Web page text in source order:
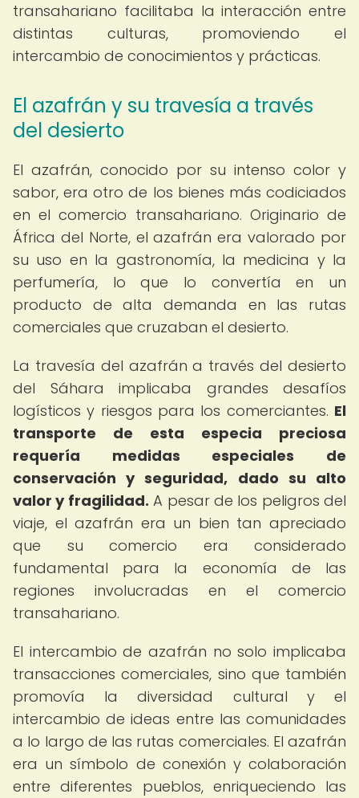
transahariano facilitaba la interacción entre
distintas culturas, promoviendo el
intercambio de conocimientos y prácticas.
El azafrán y su travesía a través
del desierto
El azafrán, conocido por su intenso color y
sabor, era otro de los bienes más codiciados
en el comercio transahariano. Originario de
África del Norte, el azafrán era valorado por
su uso en la gastronomía, la medicina y la
perfumería, lo que lo convertía en un
producto de alta demanda en las rutas
comerciales que cruzaban el desierto.
La travesía del azafrán a través del desierto
del Sáhara implicaba grandes desafíos
logísticos y riesgos para los comerciantes. El
transporte de esta especia preciosa
requería medidas especiales de
conservación y seguridad, dado su alto
valor y fragilidad. A pesar de los peligros del
viaje, el azafrán era un bien tan apreciado
que su comercio era considerado
fundamental para la economía de las
regiones involucradas en el comercio
transahariano.
El intercambio de azafrán no solo implicaba
transacciones comerciales, sino que también
promovía la diversidad cultural y el
intercambio de ideas entre las comunidades
a lo largo de las rutas comerciales. El azafrán
era un símbolo de conexión y colaboración
entre diferentes pueblos, enriqueciendo las